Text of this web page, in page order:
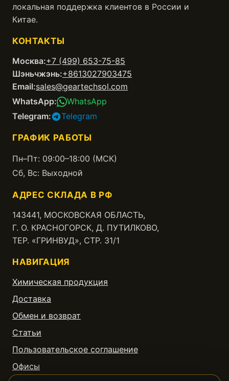
локальная поддержка клиентов в России и
Китае.
КОНТАКТЫ
Москва:+7 (499) 653-75-85
Шэньчжэнь:+8613027903475
Email:sales@geartechsol.com
WhatsApp:
WhatsApp
Telegram:
Telegram
ГРАФИК РАБОТЫ
Пн–Пт: 09:00–18:00 (МСК)
Сб, Вс: Выходной
АДРЕС СКЛАДА В РФ
143441, МОСКОВСКАЯ ОБЛАСТЬ,
Г. О. КРАСНОГОРСК, Д. ПУТИЛКОВО,
ТЕР. «ГРИНВУД», СТР. 31/1
НАВИГАЦИЯ
Химическая продукция
Доставка
Обмен и возврат
Статьи
Пользовательское соглашение
Офисы